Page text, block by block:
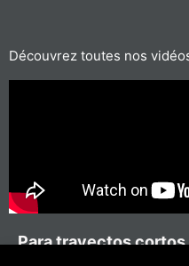
Découvrez toutes nos
Para trayectos